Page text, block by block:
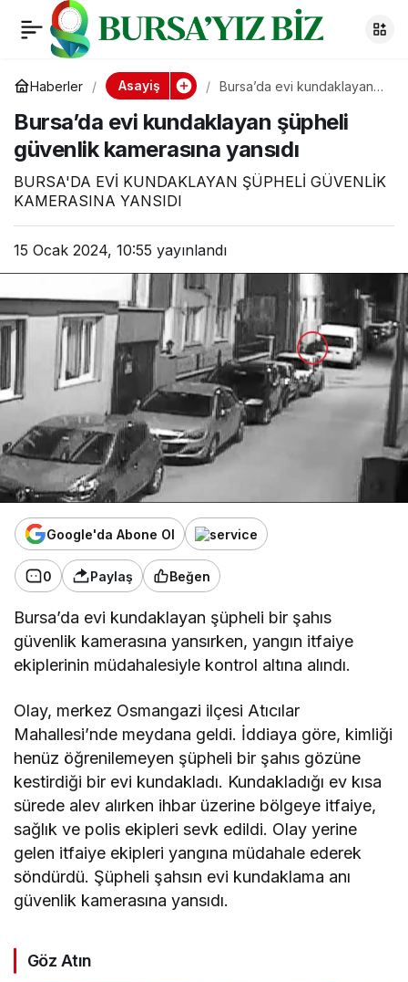
Haberler Asayiş
Bursa’da evi kundaklayan
kamerasına yansıdı
Bursa’da evi kundaklayan şüpheli
güvenlik kamerasına yansıdı
BURSA'DA EVİ KUNDAKLAYAN ŞÜPHELİ GÜVENLİK
KAMERASINA YANSIDI
15 Ocak 2024, 10:55 yayınlandı
Google'da Abone Ol
0 Paylaş Beğen
Bursa’da evi kundaklayan şüpheli bir şahıs
güvenlik kamerasına yansırken, yangın itfaiye
ekiplerinin müdahalesiyle kontrol altına alındı.
Olay, merkez Osmangazi ilçesi Atıcılar
Mahallesi’nde meydana geldi. İddiaya göre, kimliği
henüz öğrenilemeyen şüpheli bir şahıs gözüne
kestirdiği bir evi kundakladı. Kundakladığı ev kısa
sürede alev alırken ihbar üzerine bölgeye itfaiye,
sağlık ve polis ekipleri sevk edildi. Olay yerine
gelen itfaiye ekipleri yangına müdahale ederek
söndürdü. Şüpheli şahsın evi kundaklama anı
güvenlik kamerasına yansıdı.
Göz Atın
Bursa’da evi
kundaklayan şüpheli
güvenlik kamerasına
yansıdı